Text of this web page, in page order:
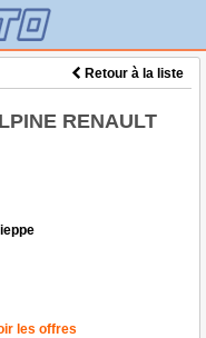
Retour à la liste
RENAULT
les offres